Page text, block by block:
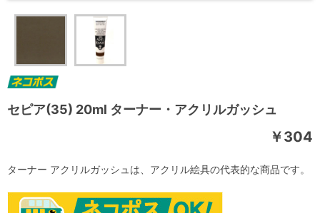
セピア(35) 20ml ターナー・アクリルガッシュ
￥304
ターナー アクリルガッシュは、アクリル絵具の代表的な商品です。